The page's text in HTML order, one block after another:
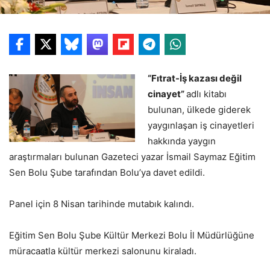
“Fıtrat-İş kazası değil
cinayet”adlı kitabı
bulunan, ülkede giderek
yaygınlaşan iş cinayetleri
hakkında yaygın
araştırmaları bulunan Gazeteci yazar İsmail Saymaz Eğitim
Sen Bolu Şube tarafından Bolu’ya davet edildi.
Panel için 8 Nisan tarihinde mutabık kalındı.
Eğitim Sen Bolu Şube Kültür Merkezi Bolu İl Müdürlüğüne
müracaatla kültür merkezi salonunu kiraladı.